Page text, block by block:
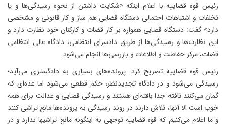
رئیس قوه قضاییه با اعلام اینکه «شکایت داشتن از نحوه رسیدگی‌ها و یا
تخلفات و اشتباهات احتمالی دستگاه قضایی هم ساز و کار قانونی و مشخصی
دارد» گفت: دستگاه قضایی همواره بر کار قضات و کارکنان خود نظارت دارد و
این نظارت‌ها و رسیدگی‌ها از طریق دادسرای انتظامی، دادگاه عالی انتظامی
قضات، مرکز حفاظت و اطلاعات و بازرسی‌ها انجام می‌شود.
رئیس قوه قضاییه تصریح کرد: پرونده‌های بسیاری به دادگستری می‌آید؛
رسیدگی می‌شود و در دادگاه تجدیدنظر، حکم قطعی می‌شود اما عده‌ای که
گمان می‌کنند تافته جدا بافته‌ای هستند و رسیدگی قضایی و عدالت برای همه
خوب است الا آنها، تلاش دارند در روند رسیدگی به پرونده‌ها مانع تراشی کنند
و ما اعلام می‌کنیم که قوه قضاییه توجهی به اینگونه مانع تراشیها ندارد و در